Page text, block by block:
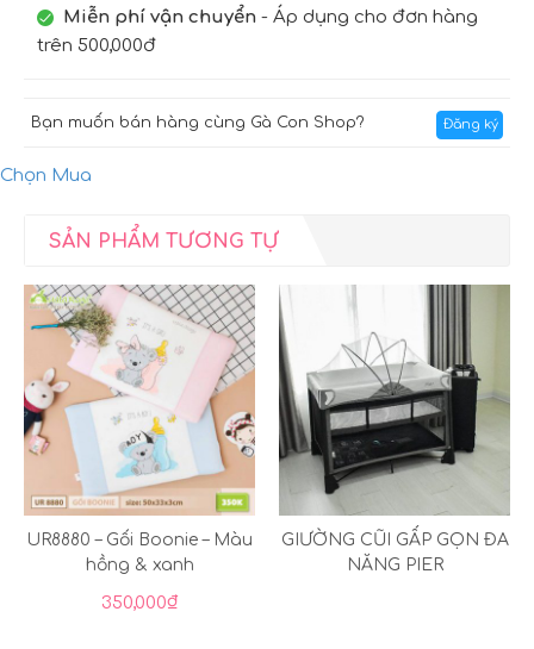
Miễn phí vận chuyển - Áp dụng cho đơn hàng
trên 500,000đ
Bạn muốn bán hàng cùng Gà Con Shop? Đăng ký
Chọn Mua
SẢN PHẨM TƯƠNG TỰ
UR8880 – Gối Boonie – Màu
hồng & xanh
350,000₫
GIƯỜNG CŨI GẤP GỌN ĐA
NĂNG PIER